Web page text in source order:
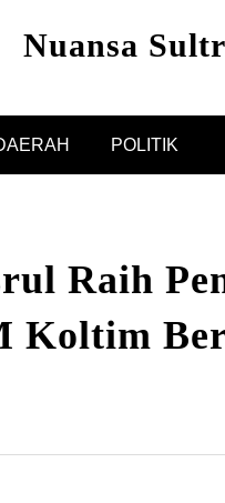
Nuansa
POLITIK
Raih
Koltim